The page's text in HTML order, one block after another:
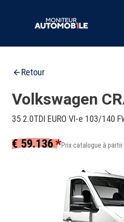
Retour
Volkswagen
35 2.0TDI EURO VI-e 103/140
€ 59.136*Prix catalogue à partir